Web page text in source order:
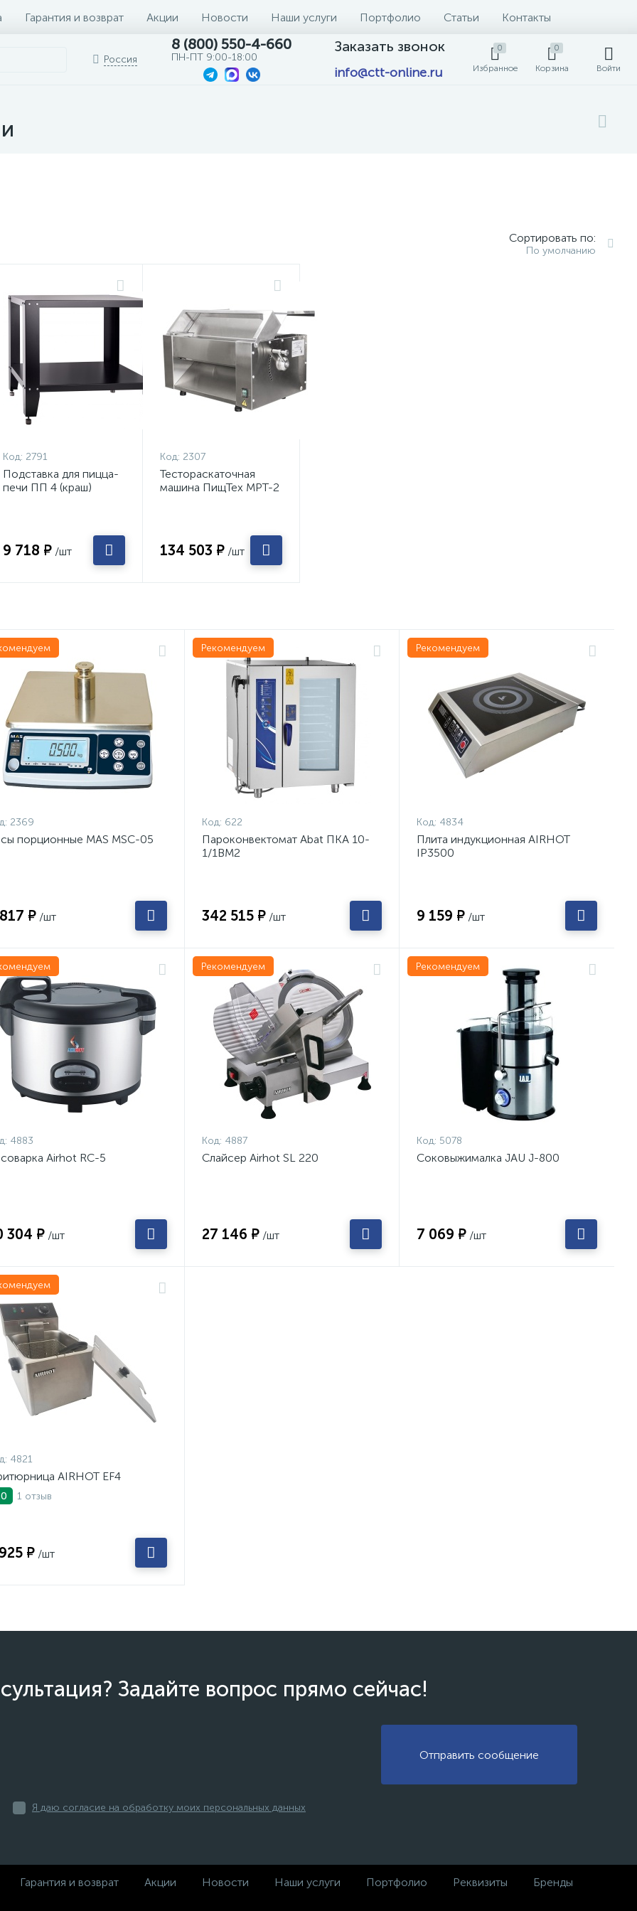
Гарантия и возврат Акции Новости Наши услуги Портфолио Статьи Контакты
Россия
8 (800) 550-4-660
ПН-ПТ 9:00-18:00
Заказать звонок
info@ctt-online.ru
0
Избранное
0
Корзина Войти
Сортировать по:
По умолчанию
Код: 2791
Подставка для пицца-
печи ПП 4 (краш)
9 718 ₽ /шт
Код: 2307
Тестораскаточная
машина ПищТех МРТ-2
134 503 ₽ /шт
2369
порционные MAS MSC-05
₽ /шт
Рекомендуем
Код: 622
Пароконвектомат Abat ПКА 10-
1/1ВМ2
342 515 ₽ /шт
Рекомендуем
Код: 4834
Плита индукционная AIRHOT
IP3500
9 159 ₽ /шт
4883
Airhot RC-5
304 ₽ /шт
Рекомендуем
Код: 4887
Слайсер Airhot SL 220
27 146 ₽ /шт
Рекомендуем
Код: 5078
Соковыжималка JAU J-800
7 069 ₽ /шт
4821
AIRHOT EF4
1 отзыв
₽ /шт
Задайте вопрос прямо сейчас!
Отправить сообщение
Я даю согласие на обработку моих персональных данных
Гарантия и возврат Акции Новости Наши услуги Портфолио Реквизиты Бренды